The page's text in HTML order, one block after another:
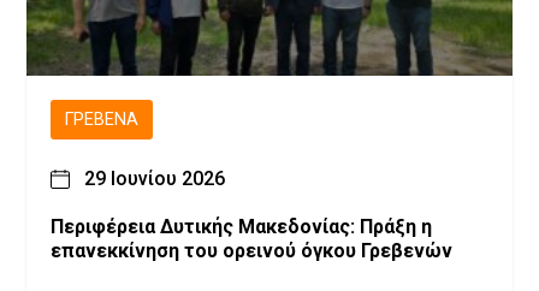
ΓΡΕΒΕΝΆ
29 Ιουνίου 2026
Περιφέρεια Δυτικής Μακεδονίας: Πράξη η
επανεκκίνηση του ορεινού όγκου Γρεβενών